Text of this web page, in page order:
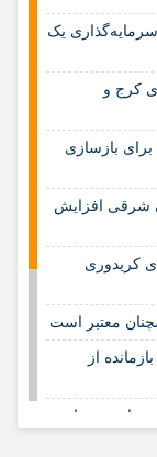
با سرمایه‌گذاری یک
کرج و
بازسازی
شرقی افزایش
کریدوری
معتبر است
از
روستایی